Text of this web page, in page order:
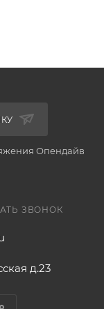
Опендайв
ЗВОНОК
д.23